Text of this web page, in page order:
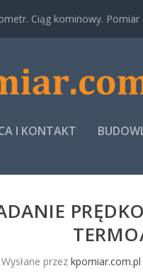
Ciąg kominowy. Pomiar
I KONTAKT
Wysłane przez kpomiar.com.pl